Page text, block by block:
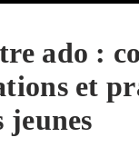
ado :
et
jeunes